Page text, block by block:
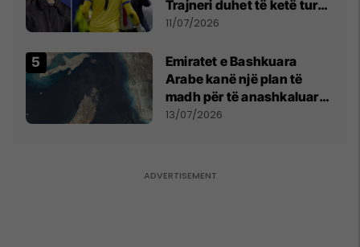
Trajneri duhet të ketë turp,
ai lojtar se meritoi të luante
11/07/2026
Emiratet e Bashkuara
Arabe kanë një plan të
madh për të anashkaluar
Ngushticën e Hormuzit
13/07/2026